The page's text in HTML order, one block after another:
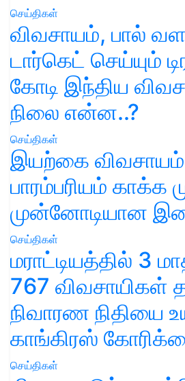
செய்திகள்
விவசாயம், பால்
டார்கெட் செய்யும்
கோடி இந்திய
நிலை என்ன..?
செய்திகள்
இயற்கை விவசாயம்
பாரம்பரியம் காக்க
முன்னோடியான
செய்திகள்
மராட்டியத்தில் 3
767
நிவாரண நிதியை
காங்கிரஸ்
செய்திகள்